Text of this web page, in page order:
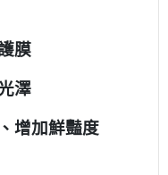
膜
澤
增加鮮豔度